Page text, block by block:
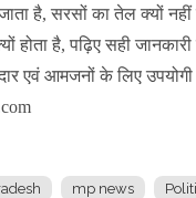
है, सरसों का तेल क्यों नहीं
होता है, पढ़िए सही जानकारी
एवं आमजनों के लिए
mp news